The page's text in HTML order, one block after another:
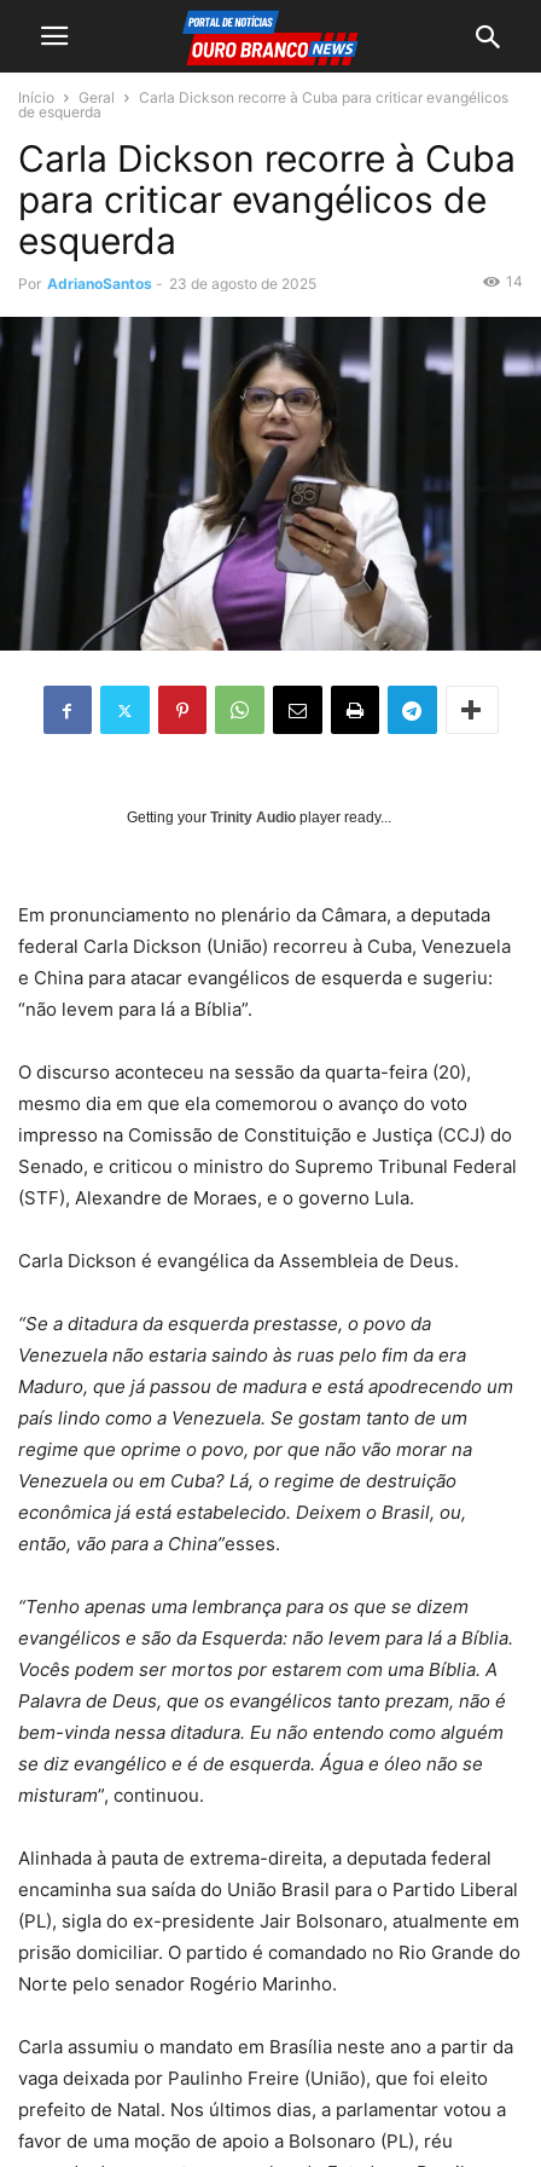
Início Geral
Carla Dickson recorre à Cuba para criticar evangélicos
de esquerda
Carla Dickson recorre à Cuba
para criticar evangélicos de
esquerda
Por AdrianoSantos - 23 de agosto de 2025 14
Getting your Trinity Audio player ready...
Em pronunciamento no plenário da Câmara, a deputada
federal Carla Dickson (União) recorreu à Cuba, Venezuela
e China para atacar evangélicos de esquerda e sugeriu:
“não levem para lá a Bíblia”.
O discurso aconteceu na sessão da quarta-feira (20),
mesmo dia em que ela comemorou o avanço do voto
impresso na Comissão de Constituição e Justiça (CCJ) do
Senado, e criticou o ministro do Supremo Tribunal Federal
(STF), Alexandre de Moraes, e o governo Lula.
Carla Dickson é evangélica da Assembleia de Deus.
“Se a ditadura da esquerda prestasse, o povo da
Venezuela não estaria saindo às ruas pelo fim da era
Maduro, que já passou de madura e está apodrecendo um
país lindo como a Venezuela. Se gostam tanto de um
regime que oprime o povo, por que não vão morar na
Venezuela ou em Cuba? Lá, o regime de destruição
econômica já está estabelecido. Deixem o Brasil, ou,
então, vão para a China”esses.
“Tenho apenas uma lembrança para os que se dizem
evangélicos e são da Esquerda: não levem para lá a Bíblia.
Vocês podem ser mortos por estarem com uma Bíblia. A
Palavra de Deus, que os evangélicos tanto prezam, não é
bem-vinda nessa ditadura. Eu não entendo como alguém
se diz evangélico e é de esquerda. Água e óleo não se
misturam”, continuou.
Alinhada à pauta de extrema-direita, a deputada federal
encaminha sua saída do União Brasil para o Partido Liberal
(PL), sigla do ex-presidente Jair Bolsonaro, atualmente em
prisão domiciliar. O partido é comandado no Rio Grande do
Norte pelo senador Rogério Marinho.
Carla assumiu o mandato em Brasília neste ano a partir da
vaga deixada por Paulinho Freire (União), que foi eleito
prefeito de Natal. Nos últimos dias, a parlamentar votou a
favor de uma moção de apoio a Bolsonaro (PL), réu